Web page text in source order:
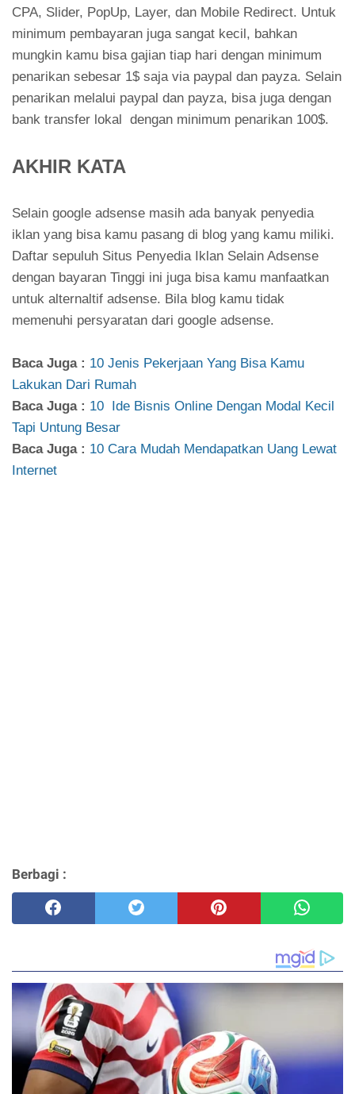
CPA, Slider, PopUp, Layer, dan Mobile Redirect. Untuk
minimum pembayaran juga sangat kecil, bahkan
mungkin kamu bisa gajian tiap hari dengan minimum
penarikan sebesar 1$ saja via paypal dan payza. Selain
penarikan melalui paypal dan payza, bisa juga dengan
bank transfer lokal dengan minimum penarikan 100$.
AKHIR KATA
Selain google adsense masih ada banyak penyedia
iklan yang bisa kamu pasang di blog yang kamu miliki.
Daftar sepuluh Situs Penyedia Iklan Selain Adsense
dengan bayaran Tinggi ini juga bisa kamu manfaatkan
untuk alternaltif adsense. Bila blog kamu tidak
memenuhi persyaratan dari google adsense.
Baca Juga : 10 Jenis Pekerjaan Yang Bisa Kamu
Lakukan Dari Rumah
Baca Juga : 10 Ide Bisnis Online Dengan Modal Kecil
Tapi Untung Besar
Baca Juga : 10 Cara Mudah Mendapatkan Uang Lewat
Internet
Berbagi :